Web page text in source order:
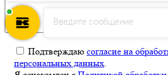
Подтверждаю согласие на
персональных данных.
Введите сообщение